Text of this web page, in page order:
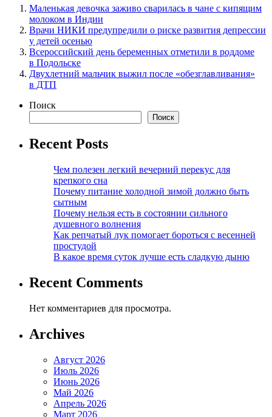
Маленькая девочка заживо сварилась в чане с кипящим
молоком в Индии
Врачи НИКИ предупредили о риске развития депрессии
у детей осенью
Всероссийский день беременных отметили в роддоме
в Подольске
Двухлетний мальчик выжил после «обезглавливания»
в ДТП
Поиск
Поиск
Recent Posts
Чем полезен легкий вечерний перекус для
крепкого сна
Почему питание холодной зимой должно быть
сытным
Почему нельзя есть в состоянии сильного
душевного волнения
Как репчатый лук помогает бороться с весенней
простудой
В какое время суток лучше есть сладкую дыню
Recent Comments
Нет комментариев для просмотра.
Archives
Август 2026
Июль 2026
Июнь 2026
Май 2026
Апрель 2026
Март 2026